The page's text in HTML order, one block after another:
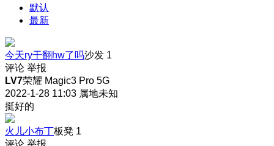
默认
最新
今天ry干翻hw了吗沙发 1
评论 举报
LV7荣耀 Magic3 Pro 5G
2022-1-28 11:03 属地未知
挺好的
火儿小布丁板凳 1
评论 举报